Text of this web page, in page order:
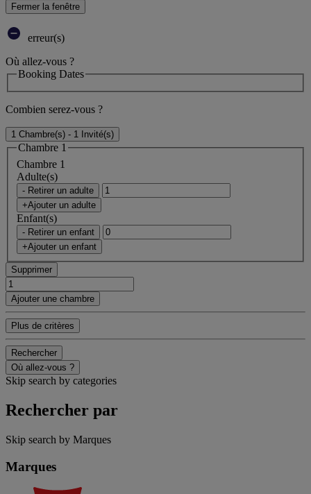
Fermer la fenêtre
erreur(s)
Où allez-vous ?
Booking Dates
Combien serez-vous ?
1 Chambre(s) - 1 Invité(s)
Chambre 1
Chambre 1
Adulte(s)
- Retirer un adulte
+Ajouter un adulte
Enfant(s)
- Retirer un enfant
+Ajouter un enfant
Supprimer
Ajouter une chambre
Plus de critères
Rechercher
Où allez-vous ?
Skip search by categories
Rechercher par
Skip search by Marques
Marques